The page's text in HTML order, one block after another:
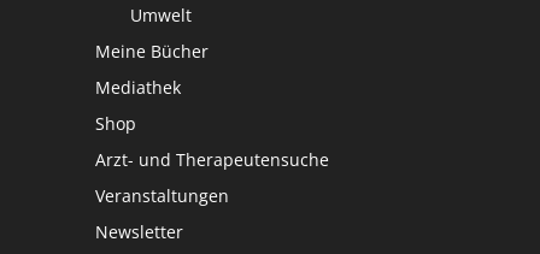
Umwelt
Meine Bücher
Mediathek
Shop
Arzt- und Therapeutensuche
Veranstaltungen
Newsletter